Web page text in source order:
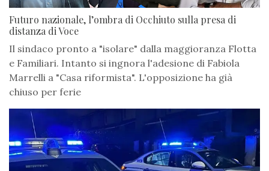
Futuro nazionale, l’ombra di Occhiuto sulla presa di
distanza di Voce
Il sindaco pronto a "isolare" dalla maggioranza Flotta
e Familiari. Intanto si ingnora l'adesione di Fabiola
Marrelli a "Casa riformista". L'opposizione ha già
chiuso per ferie